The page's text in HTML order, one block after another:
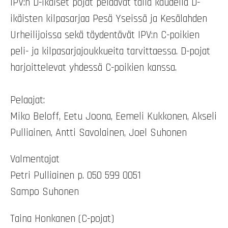
ikäisten kilpasarjaa Pesä Yseissä ja Kesälahden
Urheilijoissa sekä täydentävät IPV:n C-poikien
peli- ja kilpasarjajoukkueita tarvittaessa. D-pojat
harjoittelevat yhdessä C-poikien kanssa.
Pelaajat:
Miko Beloff, Eetu Joona, Eemeli Kukkonen, Akseli
Pulliainen, Antti Savolainen, Joel Suhonen
Valmentajat
Petri Pulliainen p. 050 599 0051
Sampo Suhonen
Taina Honkanen (C-pojat)